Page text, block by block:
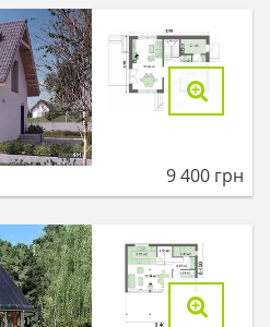
9 400 грн